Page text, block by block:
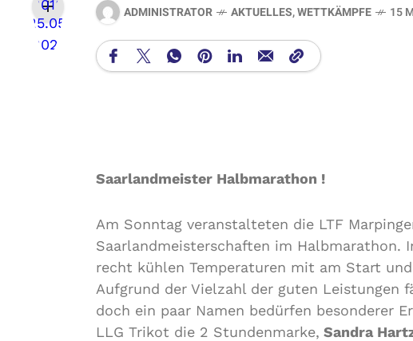
ADMINISTRATOR AKTUELLES,WETTKÄMPFE 15
Saarlandmeister Halbmarathon !
Am Sonntag veranstalteten die LTF
Saarlandmeisterschaften im Halbmarathon.
recht kühlen Temperaturen mit am Start
Aufgrund der Vielzahl der guten Leistungen
doch ein paar Namen bedürfen besonderer
LLG Trikot die 2 Stundenmarke, Sandra